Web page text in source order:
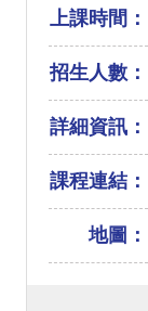
上課時間：
招生人數：
詳細資訊：
課程連結：
地圖：